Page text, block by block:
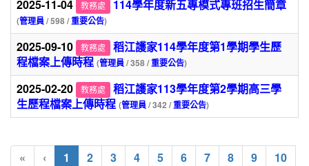
2025-11-04 教務處 114學年度新五專模式專班招生簡章
(管理員/ 598 /重要公告)
2025-09-10 教務處
稻江護家114學年度第1學期學生歷
程檔案上傳時程 (管理員/ 358 /重要公告)
2025-02-20 教務處
稻江護家113學年度第2學期高三學
生歷程檔案上傳時程 (管理員/ 342 /重要公告)
« ‹ 1 (current)
2 3 4 5 6 7 8 9
10